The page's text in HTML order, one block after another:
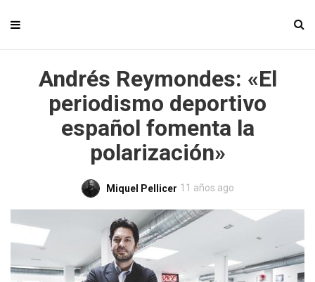
Andrés Reymondes: «El
periodismo deportivo
español fomenta la
polarización»
Miquel Pellicer 11 años ago